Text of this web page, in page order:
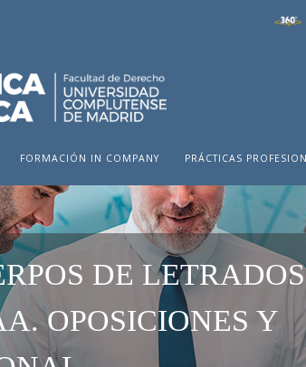
FORMACIÓN IN COMPANY PRÁCTICAS
DE LETRADOS
OPOSICIONES Y